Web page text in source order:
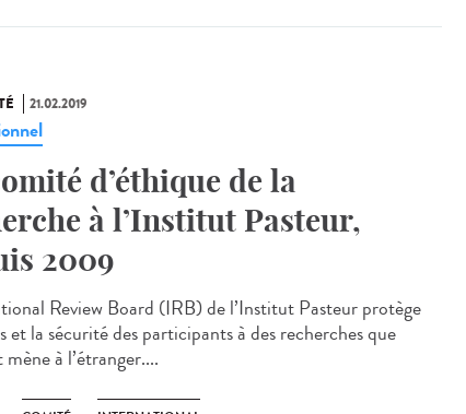
21.02.2019
d’éthique de la
à l’Institut Pasteur,
2009
Review Board (IRB) de l’Institut Pasteur protège
et la sécurité des participants à des recherches que
à l’étranger....